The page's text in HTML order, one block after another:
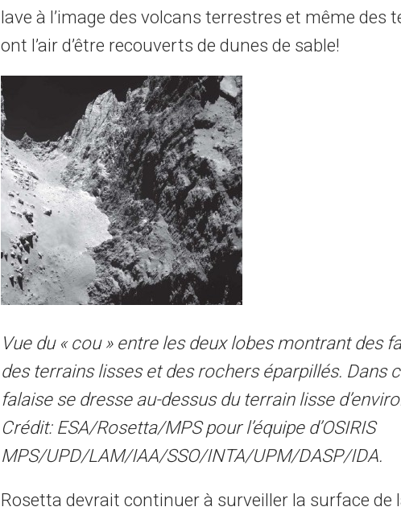
lave à l’image des volcans terrestres et même des
ont l’air d’être recouverts de dunes de sable!
Vue du «cou » entre les deux lobes montrant des
des terrains lisses et des rochers éparpillés. Dans
falaise se dresse au-dessus du terrain lisse
Crédit: ESA/Rosetta/MPS pour l’équipe d’OSIRIS
MPS/UPD/LAM/IAA/SSO/INTA/UPM/DASP/IDA.
Rosetta devrait continuer à surveiller la surface de